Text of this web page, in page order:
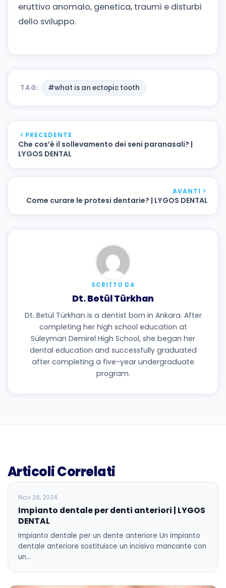
eruttivo anomalo, genetica, traumi e disturbi
dello sviluppo.
TAG: #what is an ectopic tooth
PRECEDENTE
Che cos’è il sollevamento dei seni paranasali? |
LYGOS DENTAL
AVANTI
Come curare le protesi dentarie? | LYGOS DENTAL
SCRITTO DA
Dt. Betül Türkhan
Dt. Betül Türkhan is a dentist born in Ankara. After
completing her high school education at
Süleyman Demirel High School, she began her
dental education and successfully graduated
after completing a five-year undergraduate
program.
Articoli Correlati
BLOG
Nov 26, 2024
Impianto dentale per denti anteriori | LYGOS
DENTAL
Impianto dentale per un dente anteriore Un impianto
dentale anteriore sostituisce un incisivo mancante con
un…